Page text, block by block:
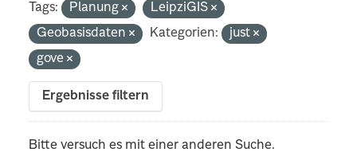
Tags:
Planung
LeipziGIS
Geobasisdaten
Kategorien:
just
gove
Ergebnisse filtern
Bitte versuch es mit einer anderen Suche.